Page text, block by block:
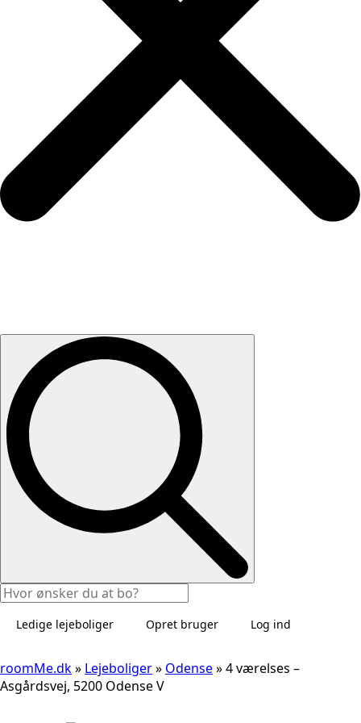
Ledige lejeboliger Opret bruger Log ind
roomMe.dk» Lejeboliger» Odense»4 værelses –
Asgårdsvej, 5200 Odense V